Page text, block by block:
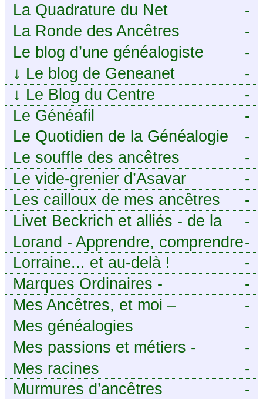
-
La Quadrature du Net
-
La Ronde des Ancêtres
-
Le blog d’une généalogiste
-
↓ Le blog de Geneanet
-
↓ Le Blog du Centre
Généalogique de Touraine -
-
Le Généafil
-
Le Quotidien de la Généalogie
-
Le souffle des ancêtres
-
Le vide-grenier d’Asavar
-
Les cailloux de mes ancêtres
-
Livet Beckrich et alliés - de la
généalogie à l’écriture.
-
Lorand - Apprendre, comprendre
et transmettre pour exister.
(Descartes)
-
Lorraine... et au-delà !
-
Marques Ordinaires -
Généalogie de Moselle et
d’ailleurs
-
Mes Ancêtres, et moi –
Découvrez mes aïeux en Ille-et-
Vilaine et ailleurs
-
Mes généalogies
-
Mes passions et métiers -
Généalogie et Tir à l’Arc
-
Mes racines
-
Murmures d’ancêtres